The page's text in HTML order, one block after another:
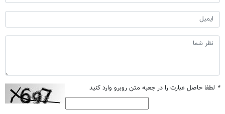
* لطفا حاصل عبارت را در جعبه متن روبرو وارد کنید